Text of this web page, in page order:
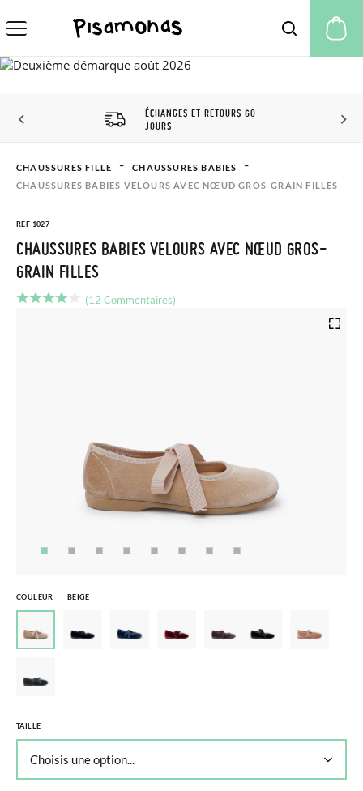
ÉCHANGES ET RETOURS 60
JOURS
CHAUSSURES FILLE
CHAUSSURES BABIES
CHAUSSURES BABIES VELOURS AVEC NŒUD GROS-GRAIN FILLES
REF 1027
CHAUSSURES BABIES VELOURS AVEC NŒUD GROS-
GRAIN FILLES
(12 Commentaires)
COULEUR BEIGE
TAILLE